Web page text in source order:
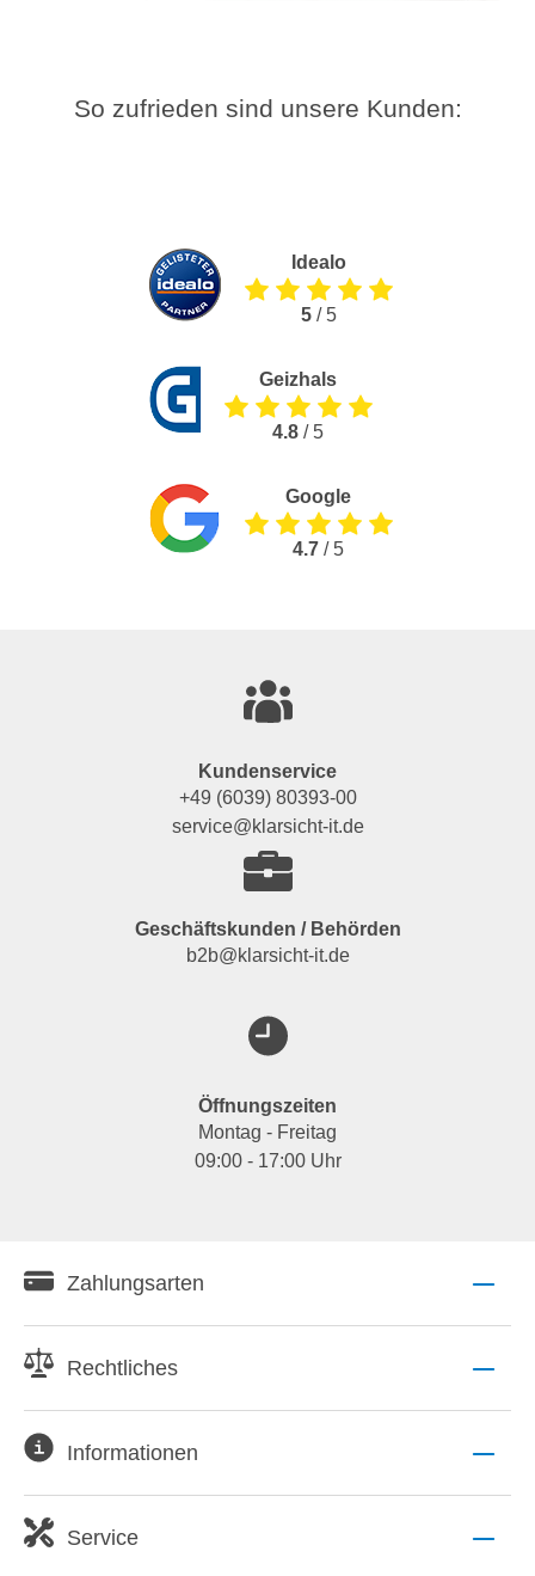
So zufrieden sind unsere Kunden:
Idealo
5/ 5
Geizhals
4.8 / 5
Google
4.7 / 5
Kundenservice
+49 (6039) 80393-00
service@klarsicht-it.de
Geschäftskunden / Behörden
b2b@klarsicht-it.de
Öffnungszeiten
Montag - Freitag
09:00 - 17:00 Uhr
Zahlungsarten
Rechtliches
Informationen
Service